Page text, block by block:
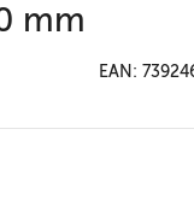
mm
EAN: